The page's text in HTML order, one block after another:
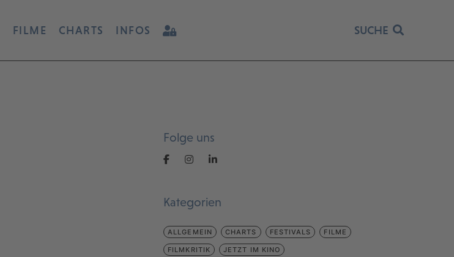
FILME CHARTS INFOS SUCHE
Folge uns
Kategorien
ALLGEMEIN CHARTS FESTIVALS FILME
FILMKRITIK JETZT IM KINO